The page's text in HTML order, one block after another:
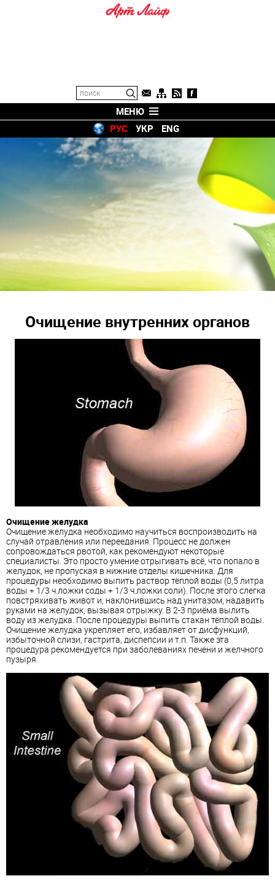
МЕНЮ
РУС
УКР ENG
Очищение внутренних органов
Очищение желудка
Очищение желудка необходимо научиться воспроизводить на
случай отравления или переедания. Процесс не должен
сопровождаться рвотой, как рекомендуют некоторые
специалисты. Это просто умение отрыгивать всё, что попало в
желудок, не пропуская в нижние отделы кишечника. Для
процедуры необходимо выпить раствор тёплой воды (0,5 литра
воды + 1/3 ч.ложки соды + 1/3 ч.ложки соли). После этого слегка
повстряхивать живот и, наклонившись над унитазом, надавить
руками на желудок, вызывая отрыжку. В 2-3 приёма вылить
воду из желудка. После процедуры выпить стакан тёплой воды.
Очищение желудка укрепляет его, избавляет от дисфункций,
избыточной слизи, гастрита, диспепсии и т.п. Также эта
процедура рекомендуется при заболеваниях печени и желчного
пузыря.